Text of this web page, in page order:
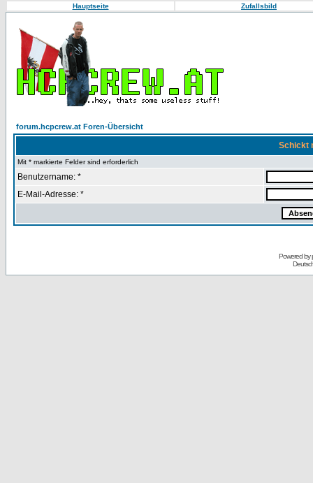
Hauptseite Zufallsbild
forum.hcpcrew.at Foren-Übersicht
Schickt
Mit * markierte Felder sind erforderlich
Benutzername: *
E-Mail-Adresse: *
Powered by